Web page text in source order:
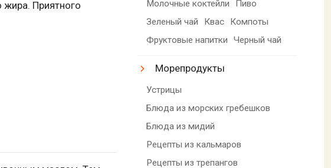
жира. Приятного
Молочные коктейли
Пиво
Зеленый чай
Квас
Компоты
Фруктовые напитки
Черный чай
Морепродукты
Устрицы
Блюда из морских гребешков
Блюда из мидий
Рецепты из кальмаров
Рецепты из трепангов